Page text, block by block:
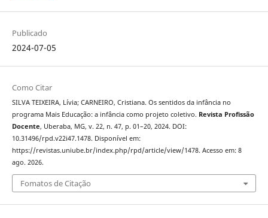
Publicado
2024-07-05
Como Citar
SILVA TEIXEIRA, Lívia; CARNEIRO, Cristiana. Os sentidos da infância no
programa Mais Educação: a infância como projeto coletivo. Revista Profissão
Docente, Uberaba, MG, v. 22, n. 47, p. 01–20, 2024. DOI:
10.31496/rpd.v22i47.1478. Disponível em:
https://revistas.uniube.br/index.php/rpd/article/view/1478. Acesso em: 8
ago. 2026.
Fomatos de Citação